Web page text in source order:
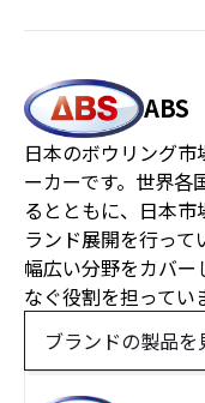
ABS
日本のボウリング
ーカーです。世界各
るとともに、日本
ランド展開を行っ
幅広い分野をカバ
なぐ役割を担ってい
ブランドの製品を